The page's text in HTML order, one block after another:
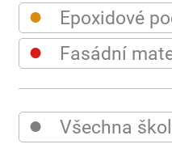
● Epoxidové
● Fasádní
● Všechna